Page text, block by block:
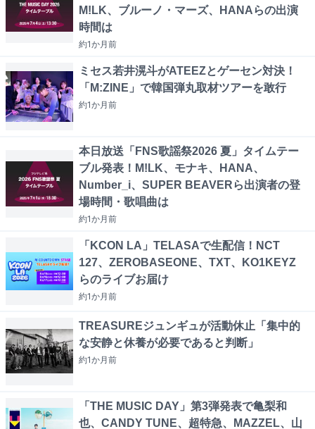
M!LK、ブルーノ・マーズ、HANAらの出演
時間は
約1か月前
ミセス若井滉斗がATEEZとゲーセン対決！
「M:ZINE」で韓国弾丸取材ツアーを敢行
約1か月前
本日放送「FNS歌謡祭2026 夏」タイムテー
ブル発表！M!LK、モナキ、HANA、
Number_i、SUPER BEAVERら出演者の登
場時間・歌唱曲は
約1か月前
「KCON LA」TELASAで生配信！NCT
127、ZEROBASEONE、TXT、KO1KEYZ
らのライブお届け
約1か月前
TREASUREジュンギュが活動休止「集中的
な安静と休養が必要であると判断」
約1か月前
「THE MUSIC DAY」第3弾発表で亀梨和
也、CANDY TUNE、超特急、MAZZEL、山